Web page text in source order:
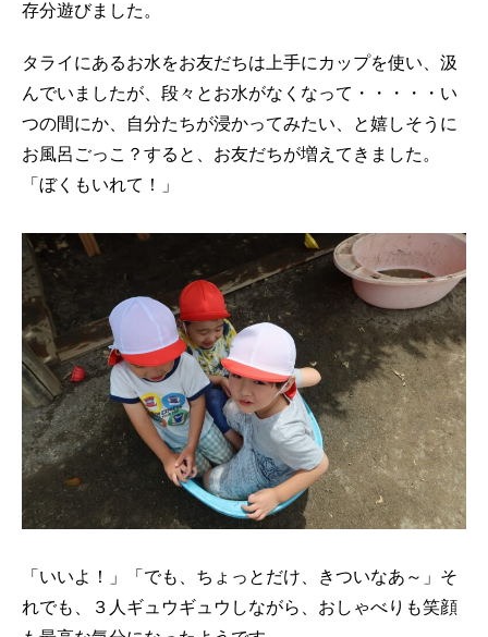
存分遊びました。
タライにあるお水をお友だちは上手にカップを使い、汲
んでいましたが、段々とお水がなくなって・・・・・い
つの間にか、自分たちが浸かってみたい、と嬉しそうに
お風呂ごっこ？すると、お友だちが増えてきました。
「ぼくもいれて！」
「いいよ！」「でも、ちょっとだけ、きついなあ～」そ
れでも、３人ギュウギュウしながら、おしゃべりも笑顔